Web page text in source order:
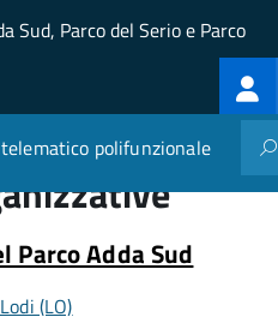
Sud, Parco del Serio e Parco
polifunzionale
Parco Adda Sud
(LO)